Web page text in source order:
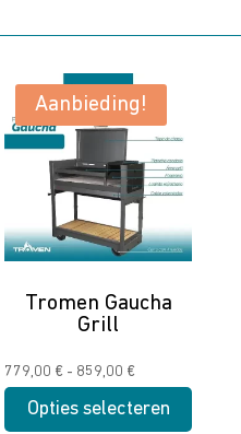
Aanbieding!
Tromen Gaucha
Grill
779,00 € - 859,00 €
tot
Opties selecteren